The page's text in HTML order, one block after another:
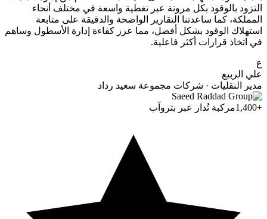
التزود بالوقود بكل مرونة عبر تغطية واسعة في مختلف أنحاء
المملكة، كما ساعدتنا التقارير الواضحة والدقيقة على متابعة
استهلاك الوقود بشكل أفضل، مما عزز كفاءة إدارة الأسطول وساهم
في اتخاذ قرارات أكثر فاعلية.
ع
علي الربيع
مدير النقليات · شركات مجموعة سعيد رداد
+1,400 مركبة تُدار عبر بتروآب